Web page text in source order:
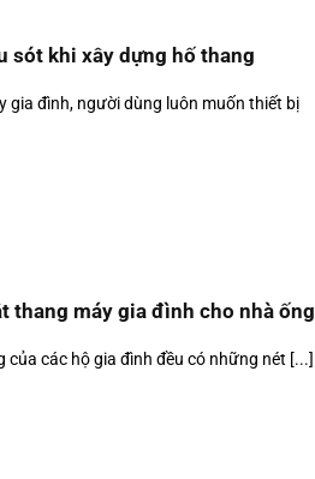
sót khi xây dựng hố thang
gia đình, người dùng luôn muốn thiết bị
thang máy gia đình cho nhà ống
của các hộ gia đình đều có những nét [...]